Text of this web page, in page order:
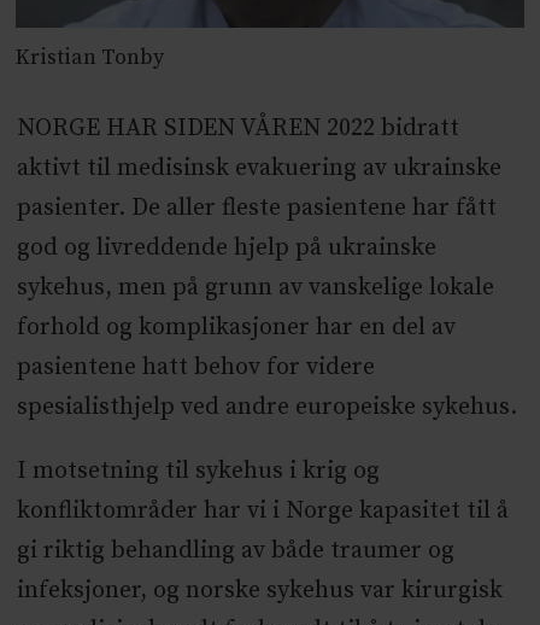
Kristian Tonby
NORGE HAR SIDEN VÅREN 2022 bidratt
aktivt til medisinsk evakuering av ukrainske
pasienter. De aller fleste pasientene har fått
god og livreddende hjelp på ukrainske
sykehus, men på grunn av vanskelige lokale
forhold og komplikasjoner har en del av
pasientene hatt behov for videre
spesialisthjelp ved andre europeiske sykehus.
I motsetning til sykehus i krig og
konfliktområder har vi i Norge kapasitet til å
gi riktig behandling av både traumer og
infeksjoner, og norske sykehus var kirurgisk